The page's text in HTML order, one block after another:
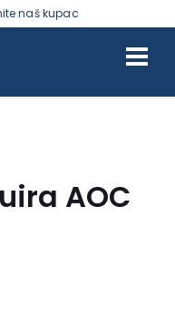
naš kupac
AOC